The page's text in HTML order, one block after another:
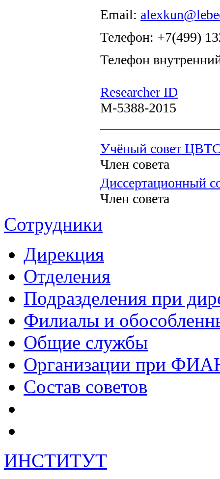
Email:
Телефон: +7(499)
Телефон
Researcher ID
M-5388-2015
Учёный совет
Член совета
Диссертационный
Член совета
Сотрудники
Дирекция
Отделения
Подразделения при
Филиалы и
Общие службы
Организации при
Состав советов
ИНСТИТУТ